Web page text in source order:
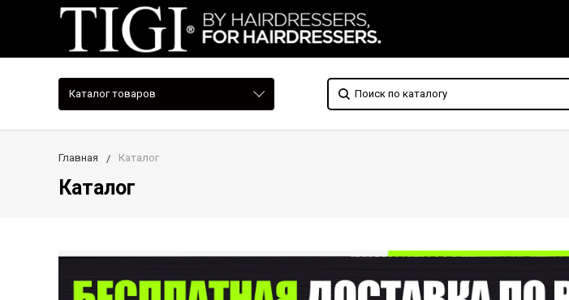
Каталог товаров
Главная Каталог
Каталог